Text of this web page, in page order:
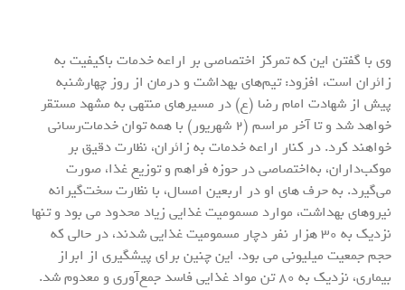
وی با گفتن این که تمرکز اختصاصی بر اراعه خدمات باکیفیت به
زائران است، افزود: تیم‌های بهداشت و درمان از روز چهارشنبه
پیش از شهادت امام رضا (ع) در مسیرهای منتهی به مشهد مستقر
خواهد شد و تا آخر مراسم (۲ شهریور) با همه توان خدمات‌رسانی
خواهند کرد. در کنار اراعه خدمات به زائران، نظارت دقیق بر
موکب‌داران، به‌اختصاصی در حوزه فراهم و توزیع غذا، صورت
می‌گیرد. به حرف های او در اربعین امسال، با نظارت سخت‌گیرانه
نیروهای بهداشت، موارد مسمومیت غذایی زیاد محدود می بود و تنها
نزدیک به ۳۰ هزار نفر دچار مسمومیت غذایی شدند، در حالی که
حجم جمعیت میلیونی می بود. این چنین برای پیشگیری از ابراز
بیماری، نزدیک به ۸۰ تن مواد غذایی فاسد جمع‌آوری و معدوم شد.